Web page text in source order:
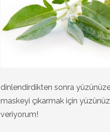
dinlendirdikten sonra
maskeyi çıkarmak için
veriyorum!